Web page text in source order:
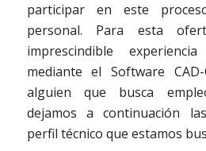
participar en este
personal. Para esta
imprescindible
mediante el Software
alguien que busca
dejamos a continuación
perfil técnico que estamos